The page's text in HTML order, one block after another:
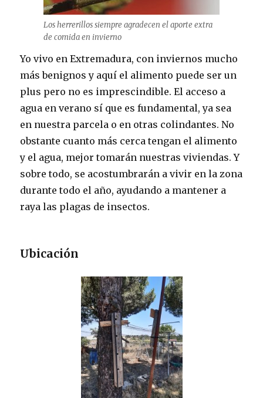
Los herrerillos siempre agradecen el aporte extra
de comida en invierno
Yo vivo en Extremadura, con inviernos mucho
más benignos y aquí el alimento puede ser un
plus pero no es imprescindible. El acceso a
agua en verano sí que es fundamental, ya sea
en nuestra parcela o en otras colindantes. No
obstante cuanto más cerca tengan el alimento
y el agua, mejor tomarán nuestras viviendas. Y
sobre todo, se acostumbrarán a vivir en la zona
durante todo el año, ayudando a mantener a
raya las plagas de insectos.
Ubicación